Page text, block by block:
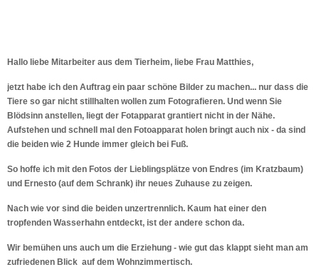
Hallo liebe Mitarbeiter aus dem Tierheim, liebe Frau Matthies,
jetzt habe ich den Auftrag ein paar schöne Bilder zu machen... nur dass die
Tiere so gar nicht stillhalten wollen zum Fotografieren. Und wenn Sie
Blödsinn anstellen, liegt der Fotapparat grantiert nicht in der Nähe.
Aufstehen und schnell mal den Fotoapparat holen bringt auch nix - da sind
die beiden wie 2 Hunde immer gleich bei Fuß.
So hoffe ich mit den Fotos der Lieblingsplätze von Endres (im Kratzbaum)
und Ernesto (auf dem Schrank) ihr neues Zuhause zu zeigen.
Nach wie vor sind die beiden unzertrennlich. Kaum hat einer den
tropfenden Wasserhahn entdeckt, ist der andere schon da.
Wir bemühen uns auch um die Erziehung - wie gut das klappt sieht man am
zufriedenen Blick auf dem Wohnzimmertisch.